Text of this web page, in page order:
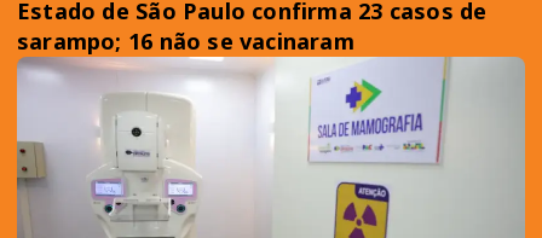
Estado de São Paulo confirma 23 casos de
sarampo; 16 não se vacinaram